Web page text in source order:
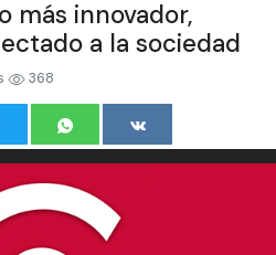
más innovador,
a la sociedad
368